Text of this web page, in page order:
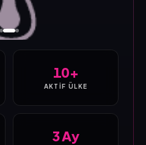
10+
AKTIF ÜLKE
3 Ay